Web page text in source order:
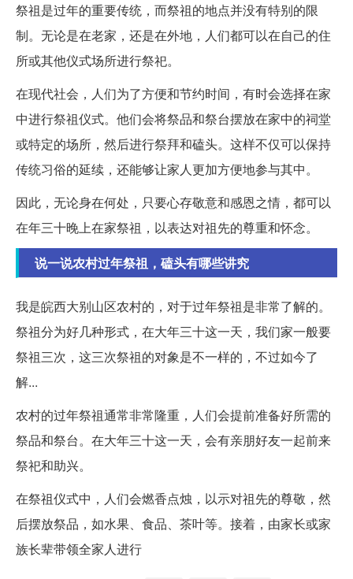
祭祖是过年的重要传统，而祭祖的地点并没有特别的限
制。无论是在老家，还是在外地，人们都可以在自己的住
所或其他仪式场所进行祭祀。
在现代社会，人们为了方便和节约时间，有时会选择在家
中进行祭祖仪式。他们会将祭品和祭台摆放在家中的祠堂
或特定的场所，然后进行祭拜和磕头。这样不仅可以保持
传统习俗的延续，还能够让家人更加方便地参与其中。
因此，无论身在何处，只要心存敬意和感恩之情，都可以
在年三十晚上在家祭祖，以表达对祖先的尊重和怀念。
说一说农村过年祭祖，磕头有哪些讲究
我是皖西大别山区农村的，对于过年祭祖是非常了解的。
祭祖分为好几种形式，在大年三十这一天，我们家一般要
祭祖三次，这三次祭祖的对象是不一样的，不过如今了
解...
农村的过年祭祖通常非常隆重，人们会提前准备好所需的
祭品和祭台。在大年三十这一天，会有亲朋好友一起前来
祭祀和助兴。
在祭祖仪式中，人们会燃香点烛，以示对祖先的尊敬，然
后摆放祭品，如水果、食品、茶叶等。接着，由家长或家
族长辈带领全家人进行